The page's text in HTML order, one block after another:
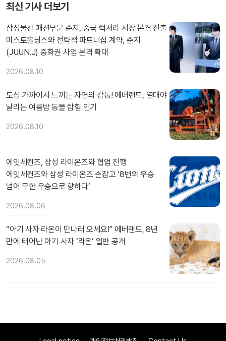
최신 기사 더보기
삼성물산 패션부문 준지, 중국 럭셔리 시장 본격 진출
미스토홀딩스와 전략적 파트너십 계약, 준지
(JUUN.J) 중화권 사업 본격 확대
2026.08.10
도심 가까이서 느끼는 자연의 감동! 에버랜드, 열대야
날리는 여름밤 동물 탐험 인기
2026.08.10
에잇세컨즈, 삼성 라이온즈와 협업 진행
에잇세컨즈와 삼성 라이온즈 손잡고 ‘8번의 우승
넘어 무한 우승으로 향하다’
2026.08.06
“아기 사자 라온이 만나러 오세요!” 에버랜드, 8년
만에 태어난 아기 사자 ‘라온’ 일반 공개
2026.08.05